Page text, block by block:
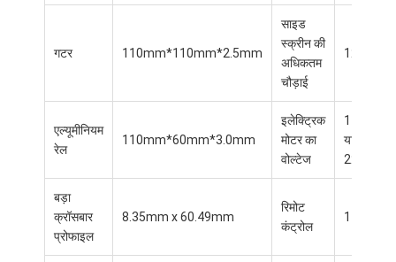
इलेक्ट्रिक सनशेड अरोइंग
जिप ट्रैक ब्लाइंड्स
शामियाना सहायक उपकरण
गटर 110mm*110mm*2.5mm
साइड
स्क्रीन की
अधिकतम
चौड़ाई
12M
एल्यूमीनियम
रेल
110mm*60mm*3.0mm
इलेक्ट्रिक
मोटर का
वोल्टेज
110V
या
220V
बड़ा
क्रॉसबार
प्रोफाइल
8.35mm x 60.49mm
रिमोट
कंट्रोल
1 चैनल